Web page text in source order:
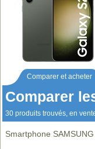
Comparer et acheter
Comparer
30 produits trouvés, en
Smartphone